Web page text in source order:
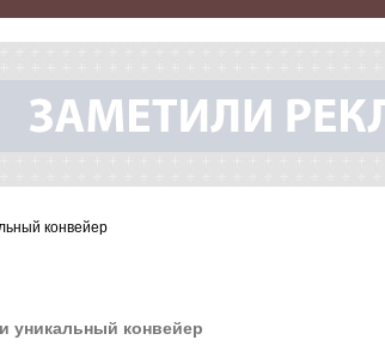
конвейер
уникальный конвейер